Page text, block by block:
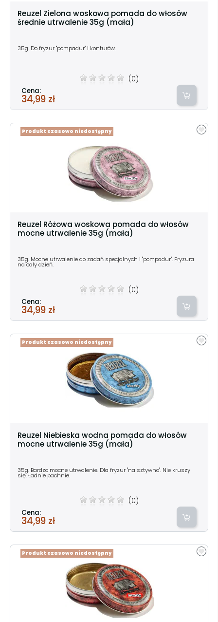
Reuzel Zielona woskowa pomada do włosów
średnie utrwalenie 35g (mała)
35g. Do fryzur "pompadur" i konturów.
(0)
Cena:
34,99 zł
Reuzel Różowa woskowa pomada do włosów
mocne utrwalenie 35g (mała)
35g. Mocne utrwalenie do zadań specjalnych i "pompadur". Fryzura
na cały dzień.
(0)
Cena:
34,99 zł
Produkt czasowo niedostępny
Reuzel Niebieska wodna pomada do włosów
mocne utrwalenie 35g (mała)
35g. Bardzo mocne utrwalenie. Dla fryzur "na sztywno". Nie kruszy
się. Ładnie pachnie.
(0)
Cena:
34,99 zł
Produkt czasowo niedostępny
Produkt czasowo niedostępny